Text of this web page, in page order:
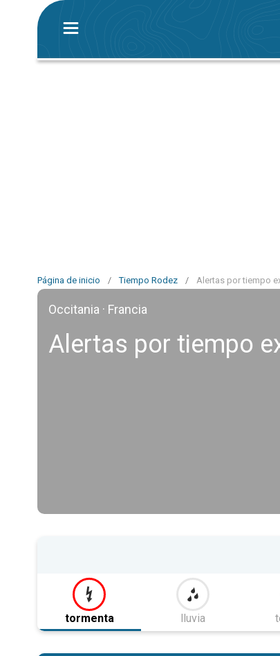
Página de inicio / Tiempo Rodez / Alertas por tiempo
Occitania · Francia
Alertas por tiempo
tormenta lluvia